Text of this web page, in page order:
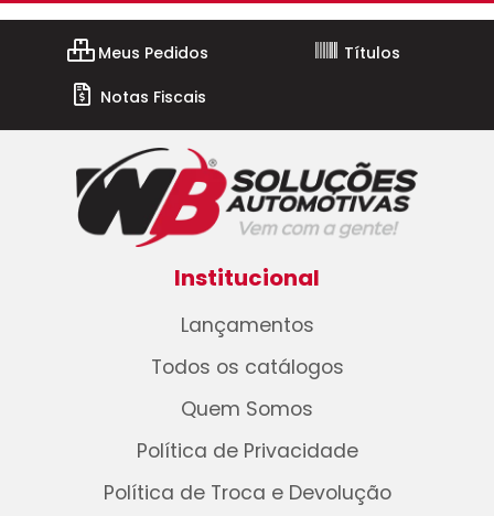
Meus Pedidos
Títulos
Notas Fiscais
Institucional
Lançamentos
Todos os catálogos
Quem Somos
Política de Privacidade
Política de Troca e Devolução